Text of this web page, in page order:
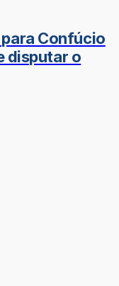
Confúcio
disputar o